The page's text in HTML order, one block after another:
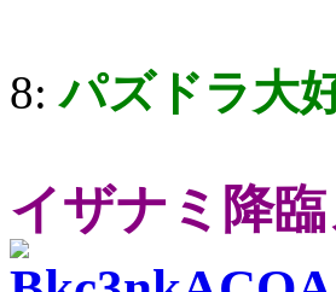
8:パズドラ大
イザナミ降